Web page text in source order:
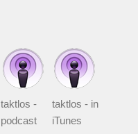
taktlos -
podcast
taktlos - in
iTunes